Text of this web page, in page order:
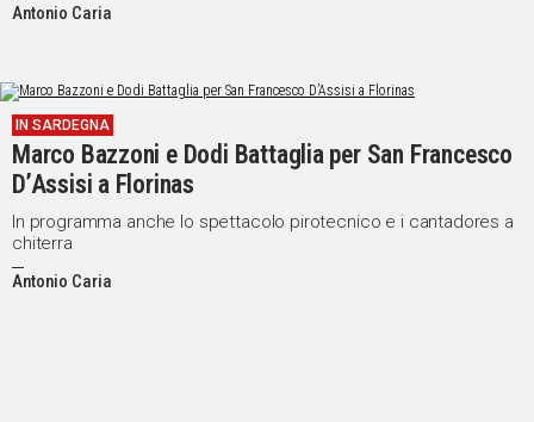
Antonio Caria
IN SARDEGNA
Marco Bazzoni e Dodi Battaglia per San Francesco
D’Assisi a Florinas
In programma anche lo spettacolo pirotecnico e i cantadores a
chiterra
Antonio Caria